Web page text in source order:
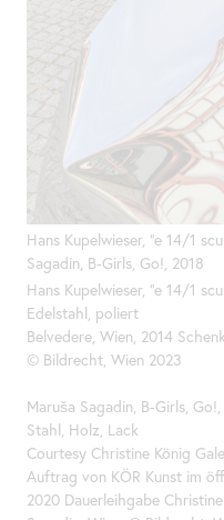
Hans Kupelwieser, "e 14/1
Sagadin, B-Girls, Go!, 2018
Hans Kupelwieser, "e 14/1
Edelstahl, poliert
Belvedere, Wien, 2014
© Bildrecht, Wien 2023
Maruša Sagadin, B-Girls, Go
Stahl, Holz, Lack
Courtesy Christine König
Auftrag von KÖR Kunst im
2020 Dauerleihgabe